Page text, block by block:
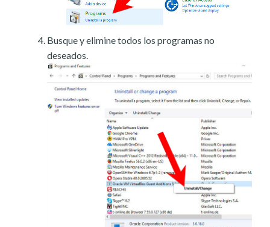
Busque y elimine todos los programas no
deseados.